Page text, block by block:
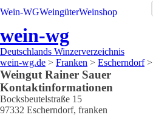
Wein-WGWeingüterWeinshop
wein-wg
Deutschlands Winzerverzeichnis
wein-wg.de > Franken > Escherndorf>
Weingut Rainer Sauer
Kontaktinformationen
Bocksbeutelstraße 15
97332 Escherndorf, franken